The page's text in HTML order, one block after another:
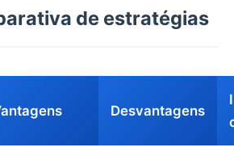
de estratégias
Desvantagens